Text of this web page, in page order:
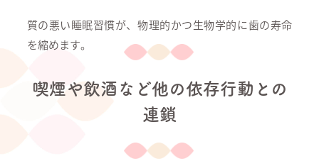
質の悪い睡眠習慣が、物理的かつ生物学的に歯の寿命
を縮めます。
喫煙や飲酒など他の依存行動との
連鎖